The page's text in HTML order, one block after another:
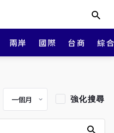
兩岸 國際 台商 綜
強化搜尋